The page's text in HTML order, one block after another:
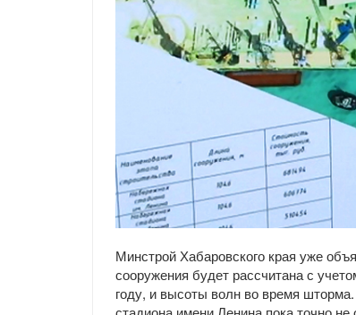
Минстрой Хабаровского края уже
сооружения будет рассчитана с
году, и высоты волн во время